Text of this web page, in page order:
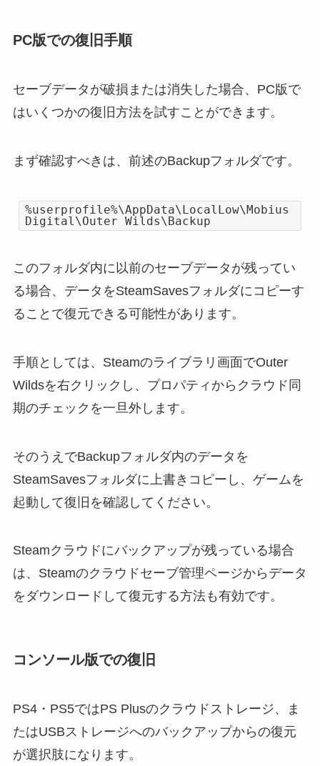
PC版での復旧手順
セーブデータが破損または消失した場合、PC版で
はいくつかの復旧方法を試すことができます。
まず確認すべきは、前述のBackupフォルダです。
%userprofile%\AppData\LocalLow\Mobius
Digital\Outer Wilds\Backup
このフォルダ内に以前のセーブデータが残ってい
る場合、データをSteamSavesフォルダにコピーす
ることで復元できる可能性があります。
手順としては、Steamのライブラリ画面でOuter
Wildsを右クリックし、プロパティからクラウド同
期のチェックを一旦外します。
そのうえでBackupフォルダ内のデータを
SteamSavesフォルダに上書きコピーし、ゲームを
起動して復旧を確認してください。
Steamクラウドにバックアップが残っている場合
は、Steamのクラウドセーブ管理ページからデータ
をダウンロードして復元する方法も有効です。
コンソール版での復旧
PS4・PS5ではPS Plusのクラウドストレージ、ま
たはUSBストレージへのバックアップからの復元
が選択肢になります。